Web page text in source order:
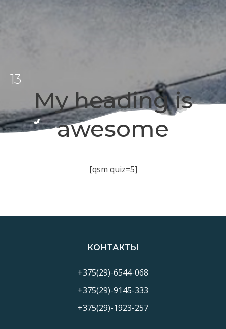
13
My heading is
awesome
[qsm quiz=5]
КОНТАКТЫ
+375(29)-6544-068
+375(29)-9145-333
+375(29)-1923-257